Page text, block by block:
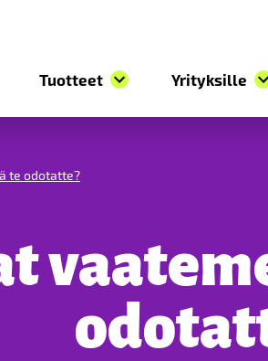
Tuotteet Yrityksille
te odotatte?